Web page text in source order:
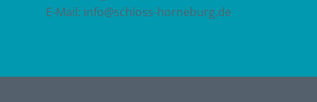
E-Mail: info@schloss-horneburg.de